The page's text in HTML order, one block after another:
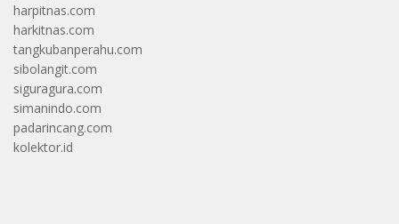
harpitnas.com
harkitnas.com
tangkubanperahu.com
sibolangit.com
siguragura.com
simanindo.com
padarincang.com
kolektor.id